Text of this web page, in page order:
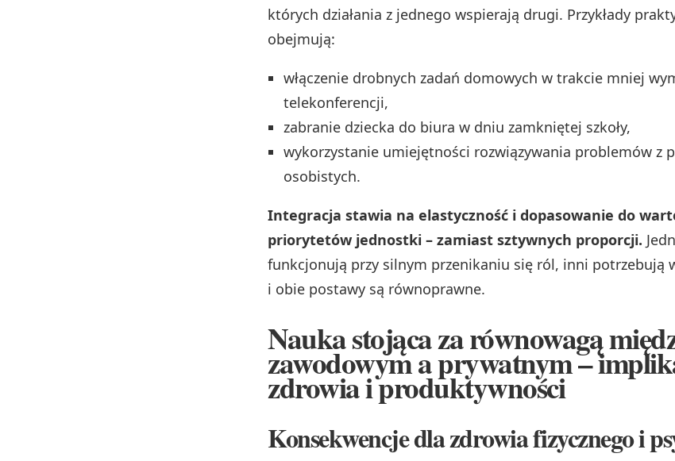
których działania z jednego wspierają drugi. Przykłady
obejmują:
włączenie drobnych zadań domowych w trakcie mniej
telekonferencji,
zabranie dziecka do biura w dniu zamkniętej szkoły,
wykorzystanie umiejętności rozwiązywania problemów z
osobistych.
Integracja stawia na elastyczność i dopasowanie do
priorytetów jednostki – zamiast sztywnych proporcji.
funkcjonują przy silnym przenikaniu się ról, inni potrzebują
i obie postawy są równoprawne.
Nauka stojąca za równowagą
zawodowym a prywatnym –
zdrowia i produktywności
Konsekwencje dla zdrowia fizycznego i